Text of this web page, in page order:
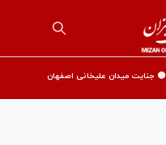
🟡 جنایت میدان علیخانی اصفهان